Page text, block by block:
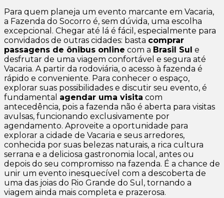
Para quem planeja um evento marcante em Vacaria,
a Fazenda do Socorro é, sem dúvida, uma escolha
excepcional. Chegar até lá é fácil, especialmente para
convidados de outras cidades: basta comprar
passagens de ônibus online com a Brasil Sul e
desfrutar de uma viagem confortável e segura até
Vacaria. A partir da rodoviária, o acesso à fazenda é
rápido e conveniente. Para conhecer o espaço,
explorar suas possibilidades e discutir seu evento, é
fundamental agendar uma visita com
antecedência, pois a fazenda não é aberta para visitas
avulsas, funcionando exclusivamente por
agendamento. Aproveite a oportunidade para
explorar a cidade de Vacaria e seus arredores,
conhecida por suas belezas naturais, a rica cultura
serrana e a deliciosa gastronomia local, antes ou
depois do seu compromisso na fazenda. É a chance de
unir um evento inesquecível com a descoberta de
uma das joias do Rio Grande do Sul, tornando a
viagem ainda mais completa e prazerosa.